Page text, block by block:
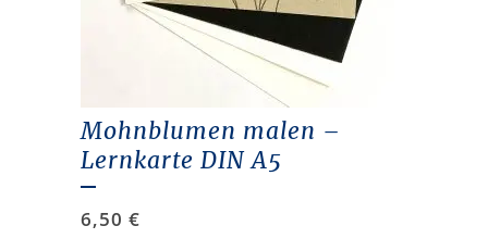
Mohnblumen malen –
Lernkarte DIN A5
6,50 €